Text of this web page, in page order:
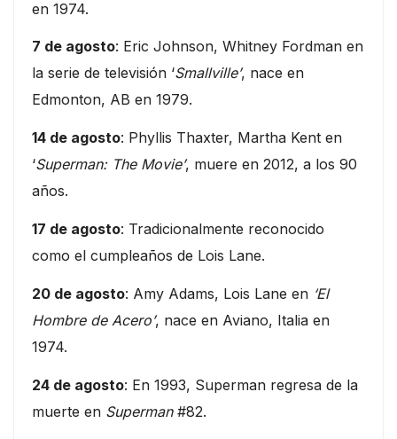
en 1974.
7 de agosto: Eric Johnson, Whitney Fordman en
la serie de televisión ‘Smallville’, nace en
Edmonton, AB en 1979.
14 de agosto: Phyllis Thaxter, Martha Kent en
‘Superman: The Movie’, muere en 2012, a los 90
años.
17 de agosto: Tradicionalmente reconocido
como el cumpleaños de Lois Lane.
20 de agosto: Amy Adams, Lois Lane en ‘El
Hombre de Acero’, nace en Aviano, Italia en
1974.
24 de agosto: En 1993, Superman regresa de la
muerte en Superman#82.